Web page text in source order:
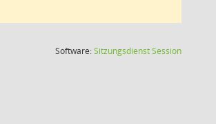
Software:SitzungsdienstSession(Wird in